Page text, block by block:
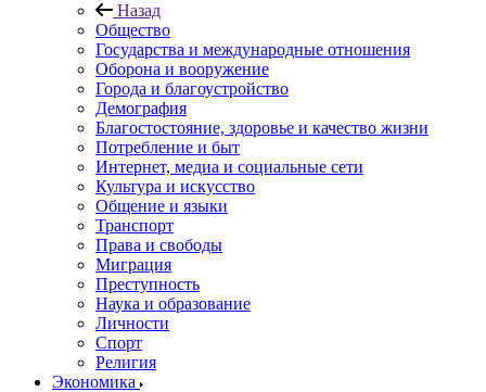
Назад
Общество
Государства и международные отношения
Оборона и вооружение
Города и благоустройство
Демография
Благостостояние, здоровье и качество жизни
Потребление и быт
Интернет, медиа и социальные сети
Культура и искусство
Общение и языки
Транспорт
Права и свободы
Миграция
Преступность
Наука и образование
Личности
Спорт
Религия
Экономика